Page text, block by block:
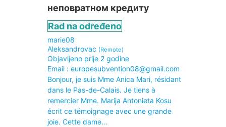
неповратном кредиту
Rad na određeno
marie08
Aleksandrovac (Remote)
Objavljeno prije 2 godine
Email : europesubvention08@gmail.com
Bonjour, je suis Mme Anica Mari, résidant
dans le Pas-de-Calais. Je tiens à
remercier Mme. Marija Antonieta Kosu
écrit ce témoignage avec une grande
joie. Cette dame…